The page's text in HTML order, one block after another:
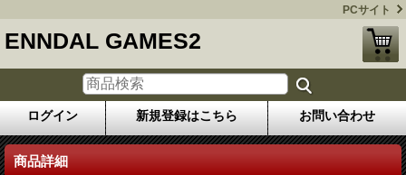
PCサイト
ENNDAL GAMES2
ログイン 新規登録はこちら お問い合わせ
商品詳細